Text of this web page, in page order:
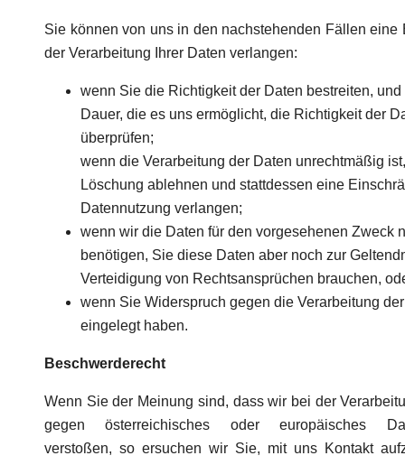
Sie können von uns in den nachstehenden Fällen eine
der Verarbeitung Ihrer Daten verlangen:
wenn Sie die Richtigkeit der Daten bestreiten, und
Dauer, die es uns ermöglicht, die Richtigkeit der
überprüfen;
wenn die Verarbeitung der Daten unrechtmäßig
Löschung ablehnen und stattdessen eine
Datennutzung verlangen;
wenn wir die Daten für den vorgesehenen Zweck
benötigen, Sie diese Daten aber noch zur
Verteidigung von Rechtsansprüchen brauchen,
wenn Sie Widerspruch gegen die Verarbeitung
eingelegt haben.
Beschwerderecht
Wenn Sie der Meinung sind, dass wir bei der
gegen österreichisches oder europäisches
verstoßen, so ersuchen wir Sie, mit uns Kontakt